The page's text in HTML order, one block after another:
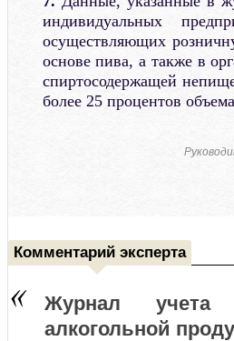
индивидуальных
осуществляющих
основе пива, а также в
спиртосодержащей
более 25 процентов
Комментарий эксперта
Журнал учета
алкогольной